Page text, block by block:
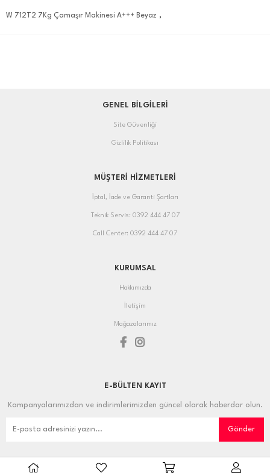
W 712T2 7Kg Çamaşır Makinesi A+++ Beyaz ,
GENEL BİLGİLERİ
Site Güvenliği
Gizlilik Politikası
MÜŞTERİ HİZMETLERİ
İptal, İade ve Garanti Şartları
Teknik Servis: 0392 444 47 07
Call Center: 0392 444 47 07
KURUMSAL
Hakkımızda
İletişim
Mağazalarımız
E-BÜLTEN KAYIT
Kampanyalarımızdan ve indirimlerimizden güncel olarak haberdar olun.
Gönder